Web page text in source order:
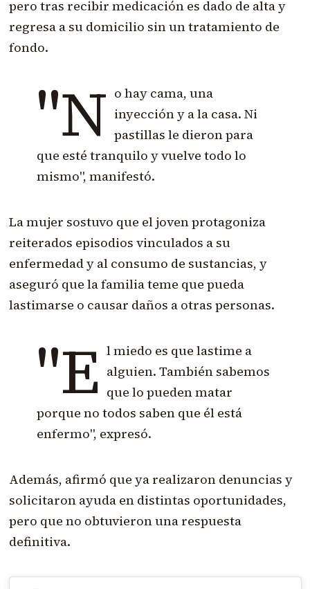
pero tras recibir medicación es dado de alta y
regresa a su domicilio sin un tratamiento de
fondo.
"N o hay cama, una
inyección y a la casa. Ni
pastillas le dieron para
que esté tranquilo y vuelve todo lo
mismo", manifestó.
La mujer sostuvo que el joven protagoniza
reiterados episodios vinculados a su
enfermedad y al consumo de sustancias, y
aseguró que la familia teme que pueda
lastimarse o causar daños a otras personas.
"E l miedo es que lastime a
alguien. También sabemos
que lo pueden matar
porque no todos saben que él está
enfermo", expresó.
Además, afirmó que ya realizaron denuncias y
solicitaron ayuda en distintas oportunidades,
pero que no obtuvieron una respuesta
definitiva.